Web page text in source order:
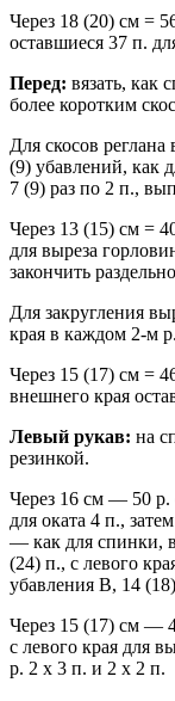
Через 18 (20) см =
оставшиеся 37 п.
Перед: вязать, как
более коротким
Для скосов
(9) убавлений, как
7 (9) раз по 2 п.,
Через 13 (15) см =
для выреза
закончить
Для закругления
края в каждом 2-м
Через 15 (17) см =
внешнего края
Левый рукав: на
резинкой.
Через 16 см — 50 p.
для оката 4 п.,
— как для спинки,
(24) п., с левого
убавления В, 14
Через 15 (17) см —
с левого края для
р. 2 х 3 п. и 2 х 2 п.